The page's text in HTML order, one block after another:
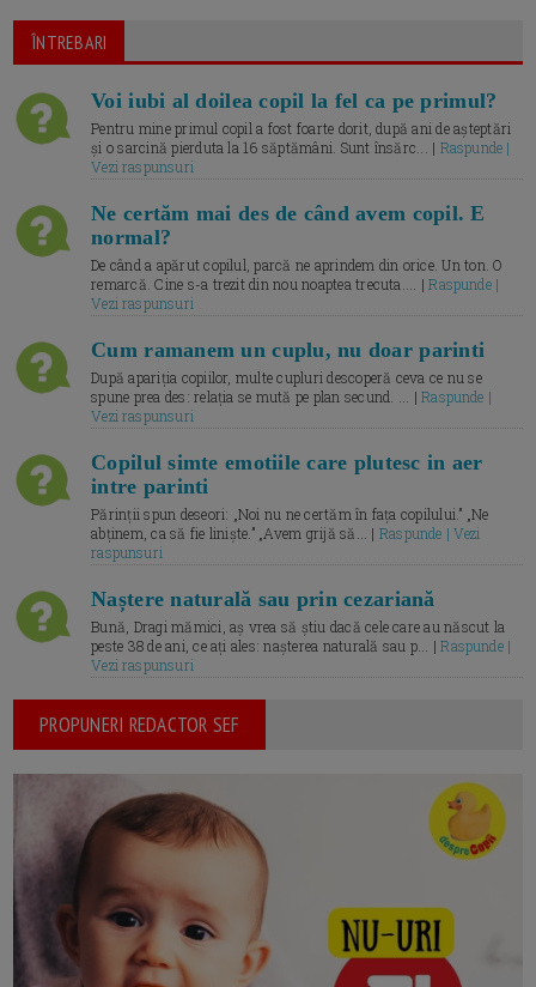
ÎNTREBARI
Voi iubi al doilea copil la fel ca pe primul?
Pentru mine primul copil a fost foarte dorit, după ani de așteptări
și o sarcină pierduta la 16 săptămâni. Sunt însărc... | Raspunde |
Vezi raspunsuri
Ne certăm mai des de când avem copil. E
normal?
De când a apărut copilul, parcă ne aprindem din orice. Un ton. O
remarcă. Cine s-a trezit din nou noaptea trecuta.... |Raspunde |
Vezi raspunsuri
Cum ramanem un cuplu, nu doar parinti
După apariția copiilor, multe cupluri descoperă ceva ce nu se
spune prea des: relația se mută pe plan secund. ... |Raspunde |
Vezi raspunsuri
Copilul simte emotiile care plutesc in aer
intre parinti
Părinții spun deseori: „Noi nu ne certăm în fața copilului.” „Ne
abținem, ca să fie liniște.” „Avem grijă să... | Raspunde | Vezi
raspunsuri
Naștere naturală sau prin cezariană
Bună, Dragi mămici, aș vrea să știu dacă cele care au născut la
peste 38 de ani, ce ați ales: nașterea naturală sau p... |Raspunde |
Vezi raspunsuri
PROPUNERI REDACTOR SEF